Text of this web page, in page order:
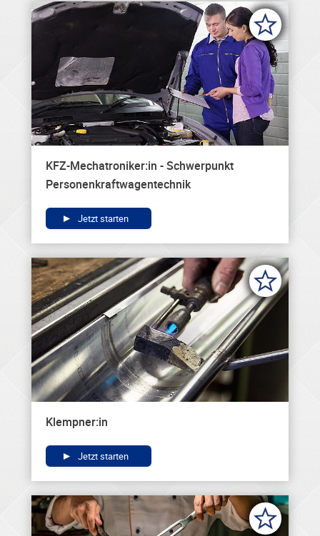
KFZ-Mechatroniker:in - Schwerpunkt
Personenkraftwagentechnik
Jetzt starten
Klempner:in
Jetzt starten